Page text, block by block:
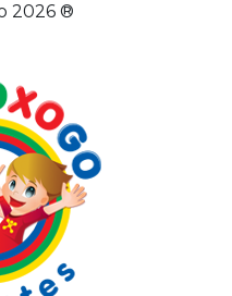
2026 ®